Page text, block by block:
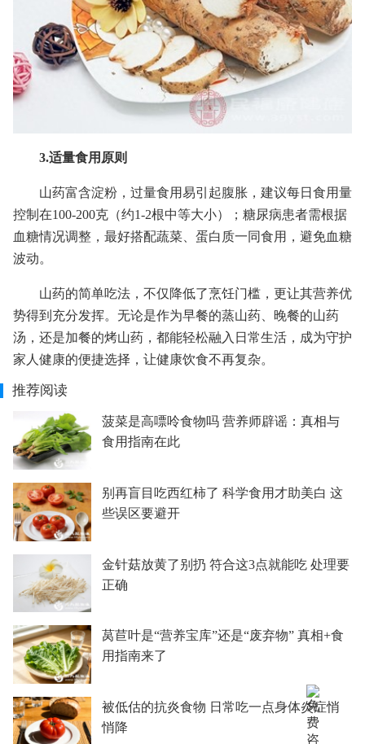
3.适量食用原则
山药富含淀粉，过量食用易引起腹胀，建议每日食用量
控制在100-200克（约1-2根中等大小）；糖尿病患者需根据
血糖情况调整，最好搭配蔬菜、蛋白质一同食用，避免血糖
波动。
山药的简单吃法，不仅降低了烹饪门槛，更让其营养优
势得到充分发挥。无论是作为早餐的蒸山药、晚餐的山药
汤，还是加餐的烤山药，都能轻松融入日常生活，成为守护
家人健康的便捷选择，让健康饮食不再复杂。
推荐阅读
菠菜是高嘌呤食物吗 营养师辟谣：真相与
食用指南在此
别再盲目吃西红柿了 科学食用才助美白 这
些误区要避开
金针菇放黄了别扔 符合这3点就能吃 处理要
正确
莴苣叶是“营养宝库”还是“废弃物” 真相+食
用指南来了
被低估的抗炎食物 日常吃一点身体炎症悄
悄降